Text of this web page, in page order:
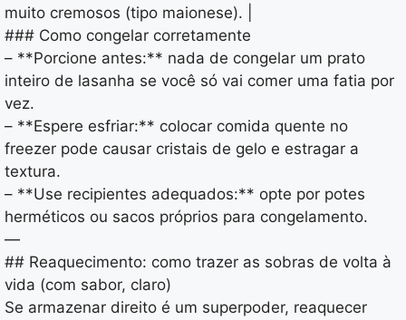
muito cremosos (tipo maionese). |
### Como congelar corretamente
– **Porcione antes:** nada de congelar um prato
inteiro de lasanha se você só vai comer uma fatia por
vez.
– **Espere esfriar:** colocar comida quente no
freezer pode causar cristais de gelo e estragar a
textura.
– **Use recipientes adequados:** opte por potes
herméticos ou sacos próprios para congelamento.
—
## Reaquecimento: como trazer as sobras de volta à
vida (com sabor, claro)
Se armazenar direito é um superpoder, reaquecer